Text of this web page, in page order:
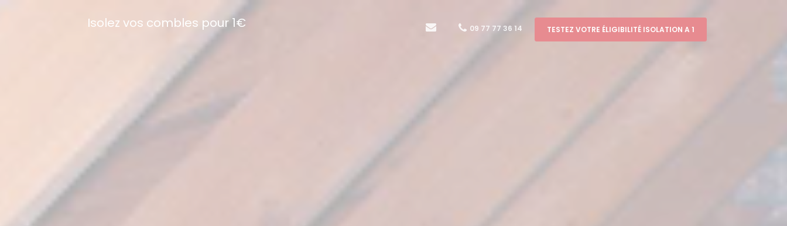
Isolez vos combles pour 1€ 09 77 77 36 14 TESTEZ VOTRE ÉLIGIBILITÉ ISOLATION A 1